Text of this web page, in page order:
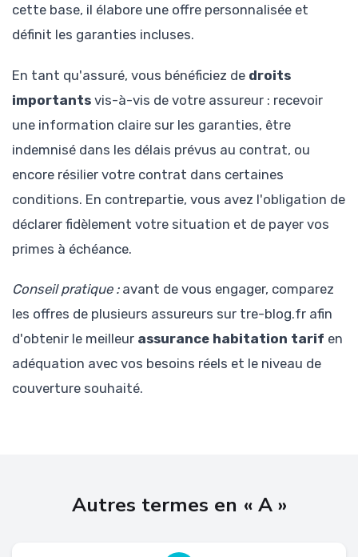
cette base, il élabore une offre personnalisée et
définit les garanties incluses.
En tant qu'assuré, vous bénéficiez de droits
importants vis-à-vis de votre assureur : recevoir
une information claire sur les garanties, être
indemnisé dans les délais prévus au contrat, ou
encore résilier votre contrat dans certaines
conditions. En contrepartie, vous avez l'obligation de
déclarer fidèlement votre situation et de payer vos
primes à échéance.
Conseil pratique :avant de vous engager, comparez
les offres de plusieurs assureurs sur tre-blog.fr afin
d'obtenir le meilleur assurance habitation tarif en
adéquation avec vos besoins réels et le niveau de
couverture souhaité.
Autres termes en « A »